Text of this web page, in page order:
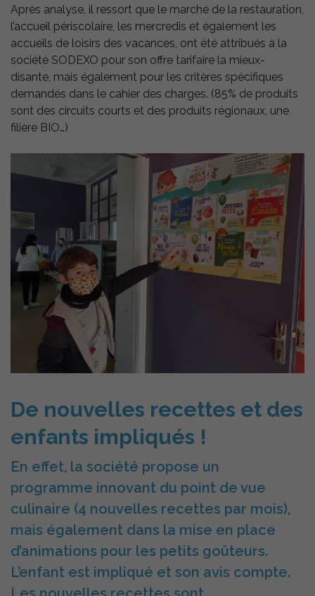
Après analyse, il ressort que le marché de la restauration,
l’accueil périscolaire, les mercredis et également les
accueils de loisirs des vacances, ont été attribués à la
société SODEXO pour son offre tarifaire la mieux-
disante, mais également pour les critères spécifiques
demandés dans le cahier des charges. (85% de produits
sont des circuits courts et des produits régionaux, une
filière BIO…)
De nouvelles recettes et des
enfants impliqués !
En effet, la société propose un
programme innovant du point de vue
culinaire (4 nouvelles recettes par mois),
mais également dans la mise en place
d’animations pour les petits goûteurs.
L’enfant est impliqué et son avis compte.